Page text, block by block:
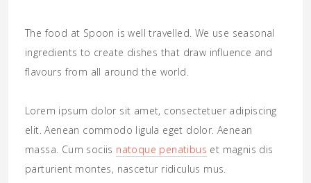
The food at Spoon is well travelled. We use seasonal
ingredients to create dishes that draw influence and
flavours from all around the world.
Lorem ipsum dolor sit amet, consectetuer adipiscing
elit. Aenean commodo ligula eget dolor. Aenean
massa. Cum sociis natoque penatibus et magnis dis
parturient montes, nascetur ridiculus mus.